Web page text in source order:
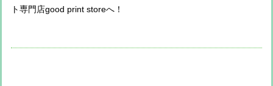
ト専門店good print storeへ！